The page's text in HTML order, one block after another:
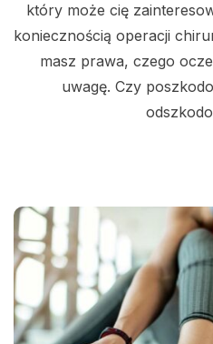
który może cię
koniecznością operacji
masz prawa, czego
uwagę. Czy